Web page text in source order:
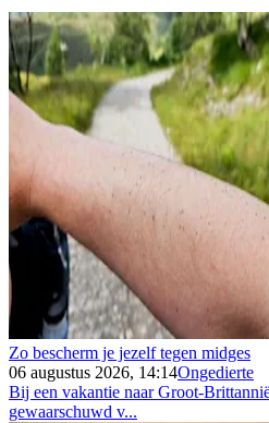
Zo bescherm je jezelf tegen midges
06 augustus 2026, 14:14Ongedierte
Bij een vakantie naar Groot-
gewaarschuwd v...